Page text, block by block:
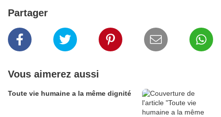
Partager
Vous aimerez aussi
Toute vie humaine a la même dignité